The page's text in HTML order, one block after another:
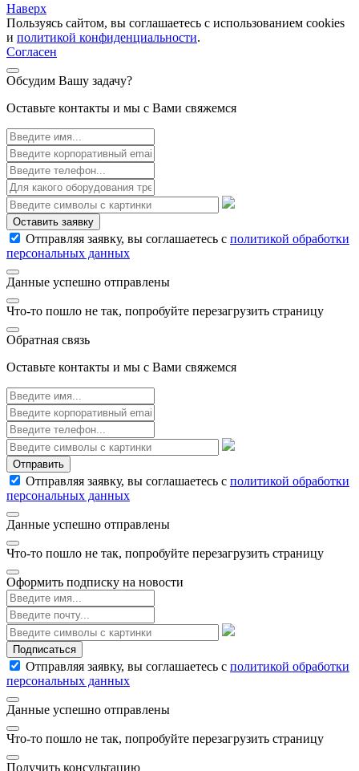
Наверх
Пользуясь сайтом, вы соглашаетесь с использованием cookies
и политикой конфиденциальности.
Согласен
Обсудим Вашу задачу?
Оставьте контакты и мы с Вами свяжемся
Оставить заявку
Отправляя заявку, вы соглашаетесь с политикой обработки
персональных данных
Данные успешно отправлены
Что-то пошло не так, попробуйте перезагрузить страницу
Обратная связь
Оставьте контакты и мы с Вами свяжемся
Отправить
Отправляя заявку, вы соглашаетесь с политикой обработки
персональных данных
Данные успешно отправлены
Что-то пошло не так, попробуйте перезагрузить страницу
Оформить подписку на новости
Подписаться
Отправляя заявку, вы соглашаетесь с политикой обработки
персональных данных
Данные успешно отправлены
Что-то пошло не так, попробуйте перезагрузить страницу
Получить консультацию